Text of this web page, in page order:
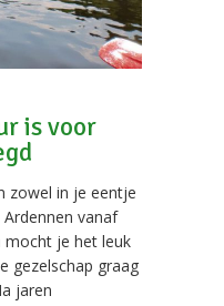
is voor
zowel in je eentje
vanaf
mocht je het leuk
gezelschap graag
jaren